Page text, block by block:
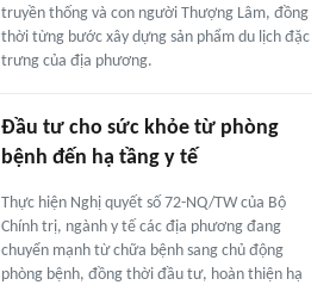
truyền thống và con người Thượng Lâm, đồng
thời từng bước xây dựng sản phẩm du lịch đặc
trưng của địa phương.
Đầu tư cho sức khỏe từ phòng
bệnh đến hạ tầng y tế
Thực hiện Nghị quyết số 72-NQ/TW của Bộ
Chính trị, ngành y tế các địa phương đang
chuyển mạnh từ chữa bệnh sang chủ động
phòng bệnh, đồng thời đầu tư, hoàn thiện hạ